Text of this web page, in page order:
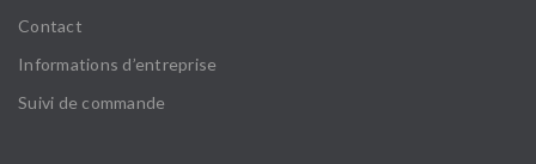
Contact
Informations d’entreprise
Suivi de commande